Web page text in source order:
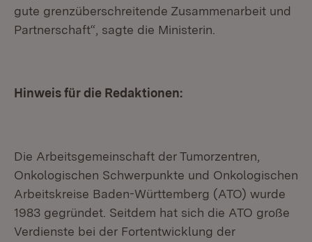
gute grenzüberschreitende Zusammenarbeit und
Partnerschaft“, sagte die Ministerin.
Hinweis für die Redaktionen:
Die Arbeitsgemeinschaft der Tumorzentren,
Onkologischen Schwerpunkte und Onkologischen
Arbeitskreise Baden-Württemberg (ATO) wurde
1983 gegründet. Seitdem hat sich die ATO große
Verdienste bei der Fortentwicklung der